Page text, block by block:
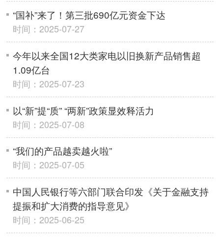
“国补”来了！第三批690亿元资金下达
时间：2025-07-27
今年以来全国12大类家电以旧换新产品销售超
1.09亿台
时间：2025-07-23
以“新”提“质” “两新”政策显效释活力
时间：2025-07-08
“我们的产品越卖越火啦”
时间：2025-07-05
中国人民银行等六部门联合印发《关于金融支持
提振和扩大消费的指导意见》
时间：2025-06-25